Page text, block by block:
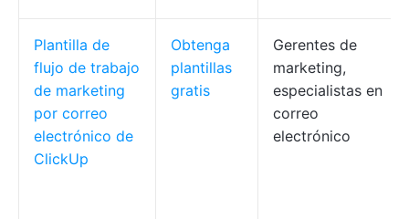
Plantilla de
flujo de trabajo
de marketing
por correo
electrónico de
ClickUp
Obtenga
plantillas
gratis
Gerentes de
marketing,
especialistas en
correo
electrónico